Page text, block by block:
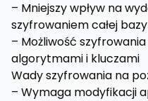
– Mniejszy wpływ na
szyfrowaniem całej
– Możliwość
algorytmami i kluczami
Wady szyfrowania na
– Wymaga modyfikacji